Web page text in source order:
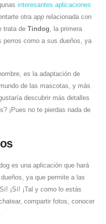
interesantes aplicaciones
otra app relacionada con
trata de Tindog , la primera
perros como a sus dueños, ya
es la adaptación de
de las mascotas, y más
descubrir más detalles
¡Pues no te pierdas nada de
es una aplicación que hará
ya que permite a las
¡Sí! ¡Tal y como lo estás
compartir fotos, conocer